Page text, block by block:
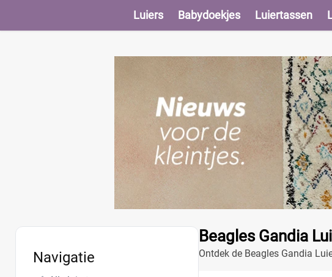
Luiers Babydoekjes Luiertassen
Beagles Gandia
Ontdek de Beagles Gandia
Navigatie